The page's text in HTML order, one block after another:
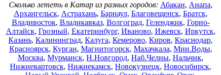
Сколько лететь в Катар из разных городов: Абакан, Анапа,
Архангельск, Астрахань, Барнаул, Благовещенск, Братск,
Владивосток, Владикавказ, Волгоград, Геленджик, Горно-
Алтайск, Грозный, Екатеринбург, Иваново, Ижевск, Иркутск,
Казань, Калининград, Калуга, Кемерово, Киров, Краснодар,
Красноярск, Курган, Магнитогорск, Махачкала, Мин.Воды,
Москва, Мурманск, Н.Новгород, Наб.Челны, Нальчик,
Нижневартовск, Нижнекамск, Новокузнецк, Новосибирск,